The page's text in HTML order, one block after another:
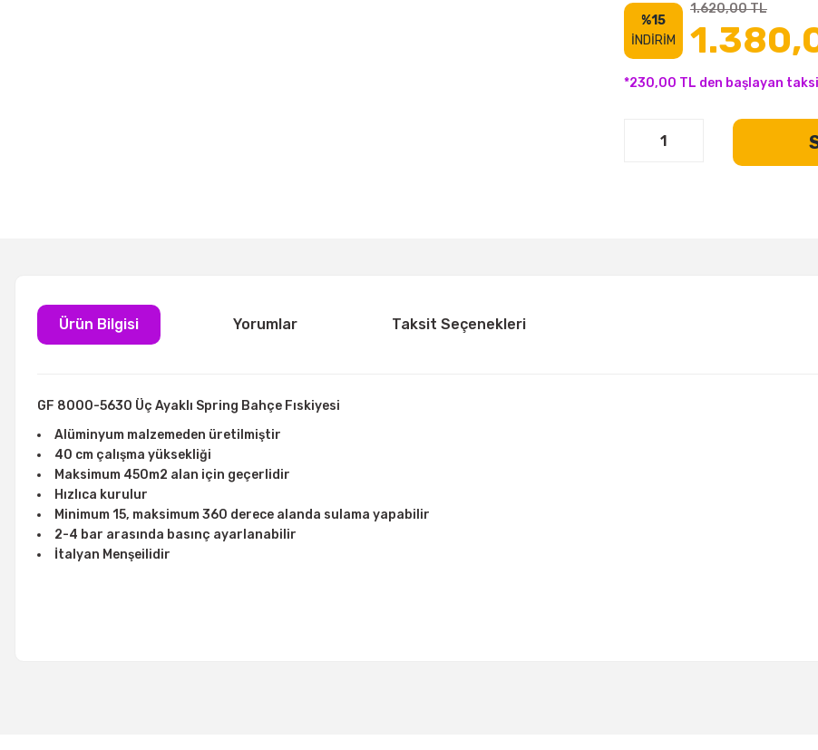
%15
İNDİRİM
1.620,00 TL
*230,00 TL den başlayan
Ürün Bilgisi Yorumlar Taksit Seçenekleri
GF 8000-5630 Üç Ayaklı Spring Bahçe Fıskiyesi
Alüminyum malzemeden üretilmiştir
40 cm çalışma yüksekliği
Maksimum 450m2 alan için geçerlidir
Hızlıca kurulur
Minimum 15, maksimum 360 derece alanda sulama yapabilir
2-4 bar arasında basınç ayarlanabilir
İtalyan Menşeilidir